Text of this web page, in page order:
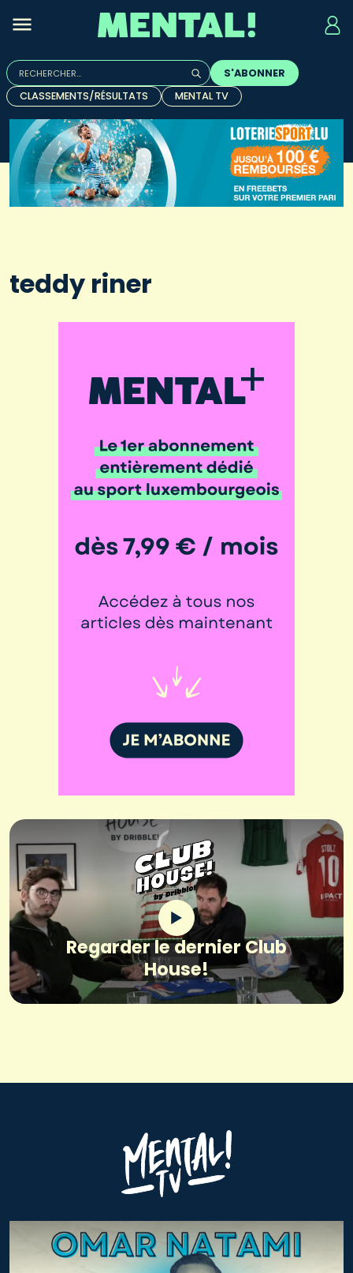
Rechercher :
Quand les résultats de l'auto-complétion sont
S'ABONNER
CLASSEMENTS/RÉSULTATS
MENTAL TV
teddy riner
Regarder le dernier Club
House!